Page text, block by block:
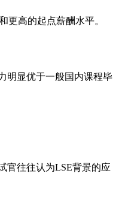
更高的起点薪酬水平。
明显优于一般国内课程毕
官往往认为LSE背景的应